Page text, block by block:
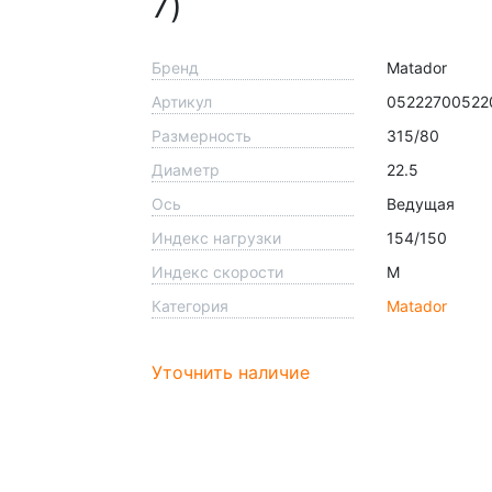
Бренд
Matador
Артикул
Размерность
315/80
Диаметр
22.5
Ось
Ведущая
Индекс нагрузки
154/150
Индекс скорости
M
Категория
Matador
Уточнить наличие